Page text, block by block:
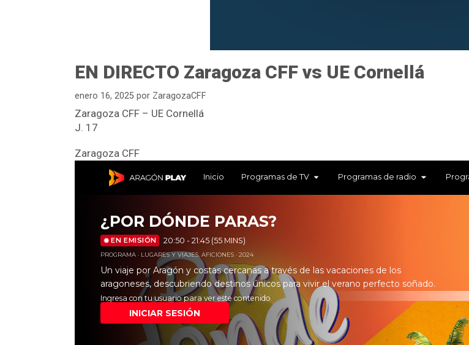
EN DIRECTO Zaragoza CFF vs UE Cornellá
enero 16, 2025 por ZaragozaCFF
Zaragoza CFF – UE Cornellá
J. 17
Zaragoza CFF